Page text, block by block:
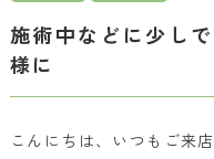
施術中などに少し
様に
こんにちは、いつもご来